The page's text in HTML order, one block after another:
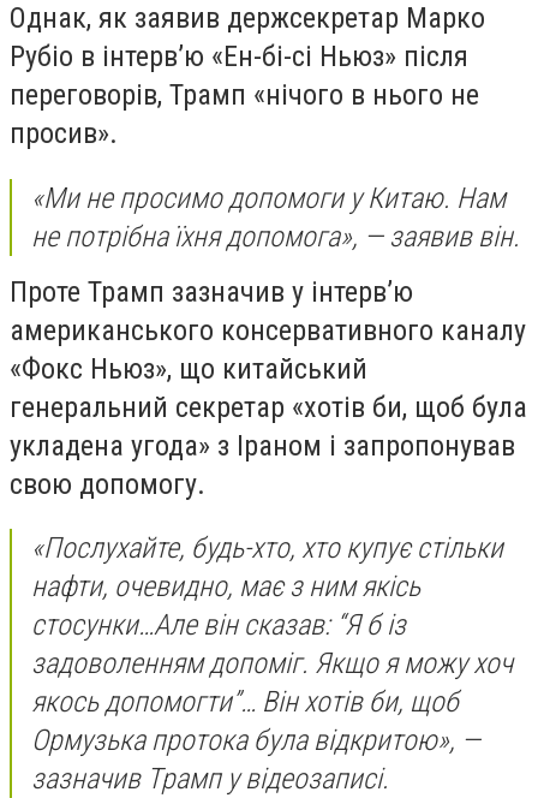
Однак, як заявив держсекретар Марко
Рубіо в інтерв’ю «Ен-бі-сі Ньюз» після
переговорів, Трамп «нічого в нього не
просив».
«Ми не просимо допомоги у Китаю. Нам
не потрібна їхня допомога», — заявив він.
Проте Трамп зазначив у інтерв’ю
американського консервативного каналу
«Фокс Ньюз», що китайський
генеральний секретар «хотів би, щоб була
укладена угода» з Іраном і запропонував
свою допомогу.
«Послухайте, будь-хто, хто купує стільки
нафти, очевидно, має з ним якісь
стосунки…Але він сказав: “Я б із
задоволенням допоміг. Якщо я можу хоч
якось допомогти”… Він хотів би, щоб
Ормузька протока була відкритою», —
зазначив Трамп у відеозаписі.